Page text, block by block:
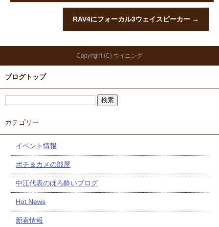
RAV4にフォーカル3ウェイスピーカー →
Copyright (C) ウイニング
ブログトップ
カテゴリー
イベント情報
ポチ＆カメの部屋
中江代表のほろ酔いブログ
Hot News
新着情報